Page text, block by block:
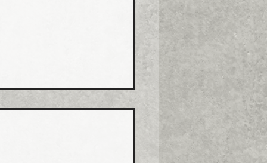
ス グリース阻集器・